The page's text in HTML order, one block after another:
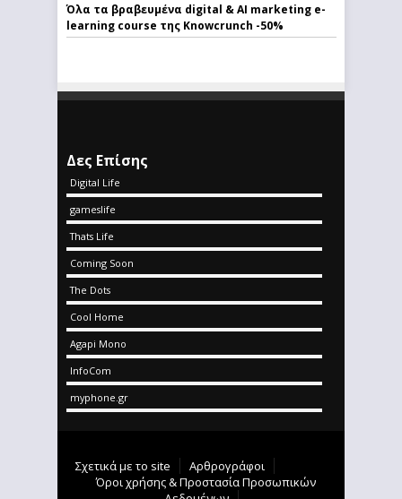
Όλα τα βραβευμένα digital & AI marketing e-
learning course της Knowcrunch -50%
Δες Επίσης
Digital Life
gameslife
Thats Life
Coming Soon
The Dots
Cool Home
Agapi Mono
InfoCom
myphone.gr
Σχετικά με το site
Αρθρογράφοι
Όροι χρήσης & Προστασία Προσωπικών